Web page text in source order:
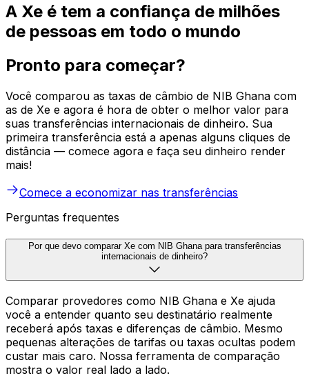
A Xe é tem a confiança de milhões
de pessoas em todo o mundo
Pronto para começar?
Você comparou as taxas de câmbio de NIB Ghana com
as de Xe e agora é hora de obter o melhor valor para
suas transferências internacionais de dinheiro. Sua
primeira transferência está a apenas alguns cliques de
distância — comece agora e faça seu dinheiro render
mais!
Comece a economizar nas transferências
Perguntas frequentes
Por que devo comparar Xe com NIB Ghana para transferências
internacionais de dinheiro?
Comparar provedores como NIB Ghana e Xe ajuda
você a entender quanto seu destinatário realmente
receberá após taxas e diferenças de câmbio. Mesmo
pequenas alterações de tarifas ou taxas ocultas podem
custar mais caro. Nossa ferramenta de comparação
mostra o valor real lado a lado.